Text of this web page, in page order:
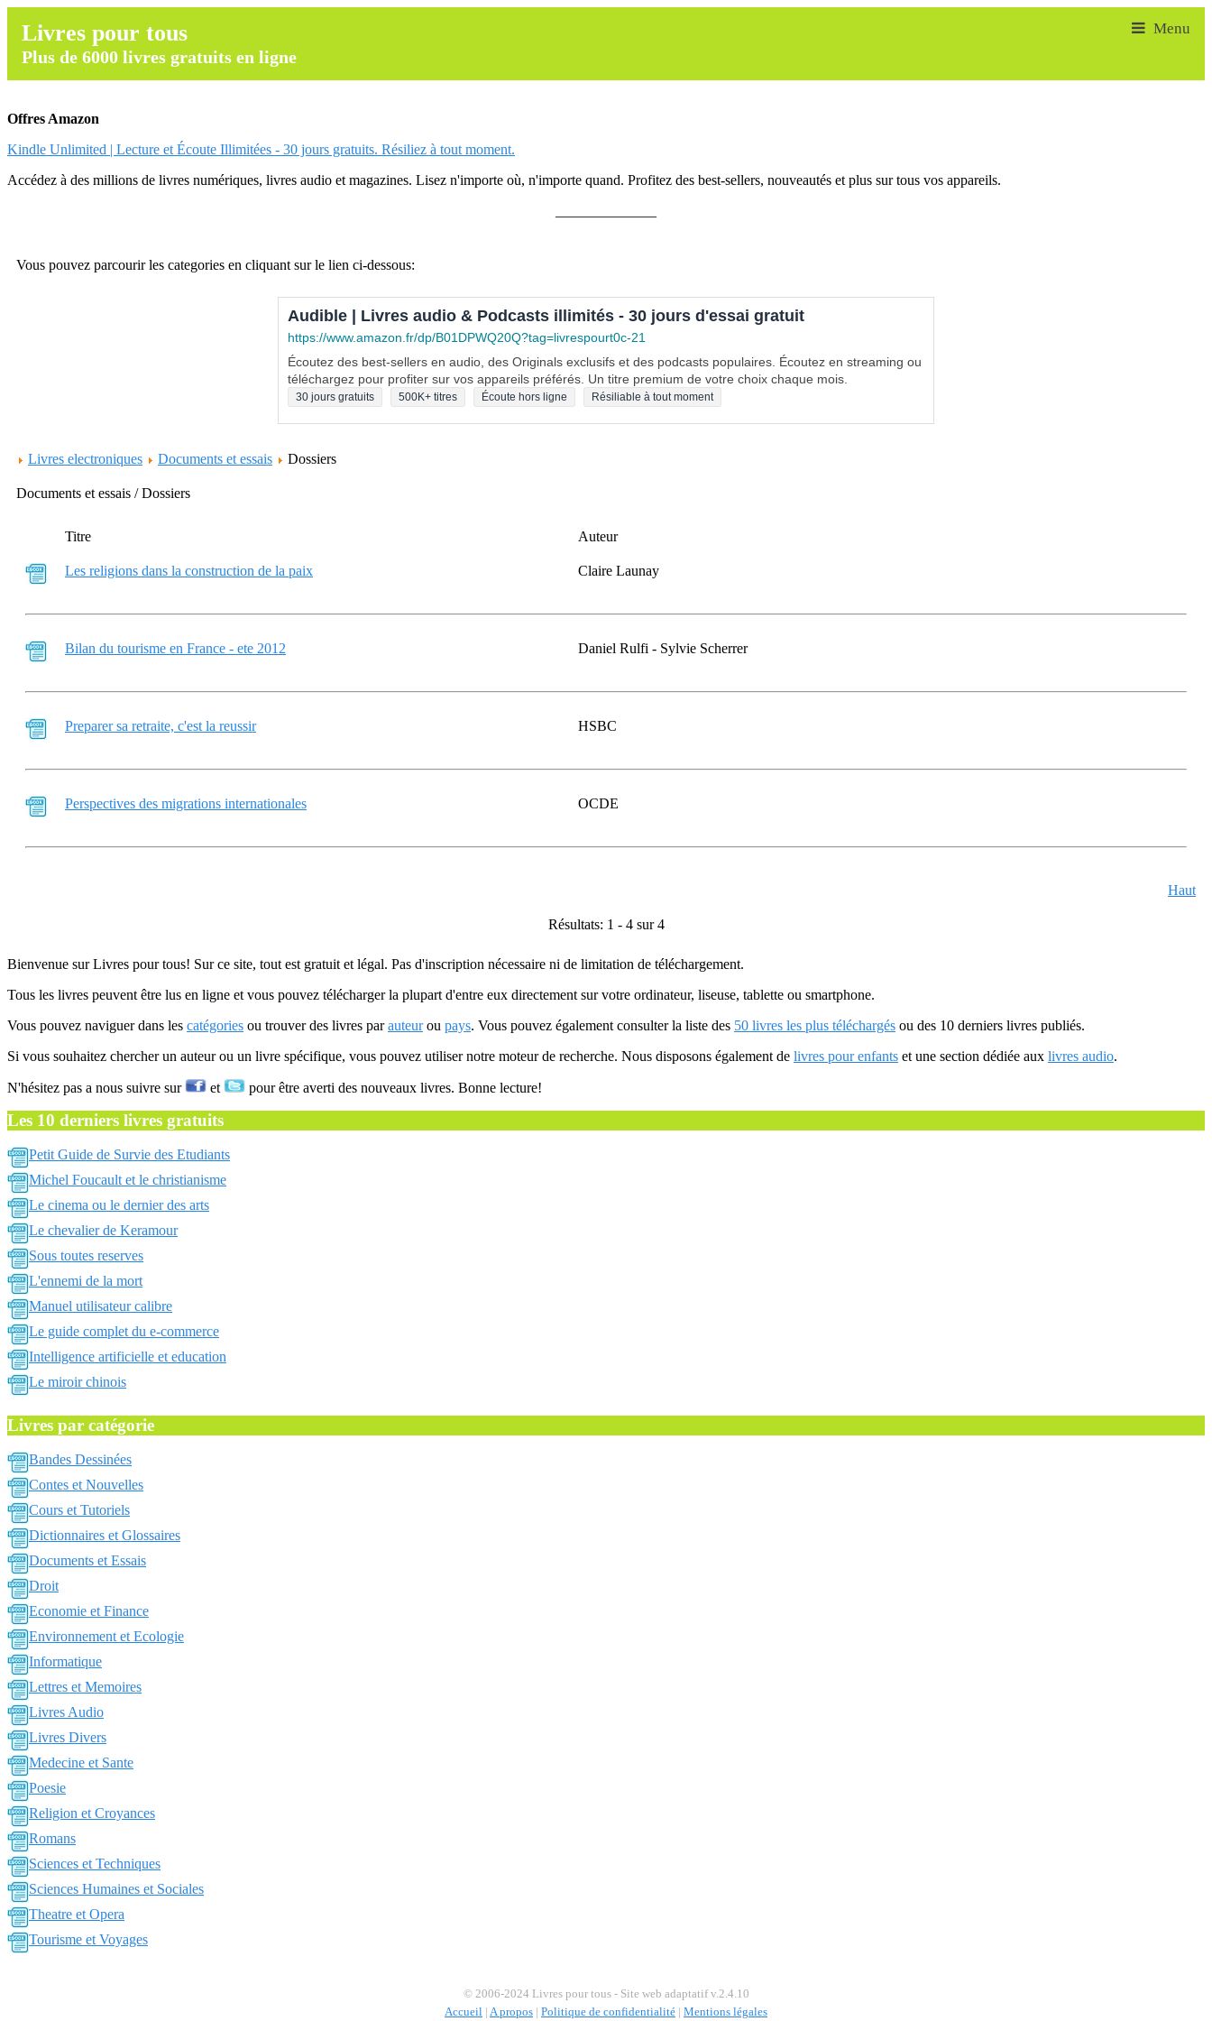
Livres pour tous
Plus de 6000 livres gratuits en ligne
Offres Amazon
Kindle Unlimited | Lecture et Écoute Illimitées - 30 jours gratuits. Résiliez à tout moment.
Accédez à des millions de livres numériques, livres audio et magazines. Lisez n'importe où, n'importe quand. Profitez des best-sellers, nouveautés et plus sur tous vos appareils.
Vous pouvez parcourir les categories en cliquant sur le lien ci-dessous:
Audible | Livres audio & Podcasts illimités - 30 jours d'essai gratuit
https://www.amazon.fr/dp/B01DPWQ20Q?tag=livrespourt0c-21
Écoutez des best-sellers en audio, des Originals exclusifs et des podcasts populaires. Écoutez en streaming ou
téléchargez pour profiter sur vos appareils préférés. Un titre premium de votre choix chaque mois.
30 jours gratuits 500K+ titres Écoute hors ligne Résiliable à tout moment
Livres electroniques Documents et essais Dossiers
Documents et essais / Dossiers
Titre Auteur
Les religions dans la construction de la paix Claire Launay
Bilan du tourisme en France - ete 2012 Daniel Rulfi - Sylvie Scherrer
Preparer sa retraite, c'est la reussir HSBC
Perspectives des migrations internationales OCDE
Haut
Résultats: 1 - 4 sur 4
Bienvenue sur Livres pour tous! Sur ce site, tout est gratuit et légal. Pas d'inscription nécessaire ni de limitation de téléchargement.
Tous les livres peuvent être lus en ligne et vous pouvez télécharger la plupart d'entre eux directement sur votre ordinateur, liseuse, tablette ou smartphone.
Vous pouvez naviguer dans les catégories ou trouver des livres parauteurou pays. Vous pouvez également consulter la liste des 50 livres les plus téléchargés ou des 10 derniers livres publiés.
Si vous souhaitez chercher un auteur ou un livre spécifique, vous pouvez utiliser notre moteur de recherche. Nous disposons également de livres pour enfants et une section dédiée aux livres audio.
N'hésitez pas a nous suivre sur et pour être averti des nouveaux livres. Bonne lecture!
Les 10 derniers livres gratuits
Petit Guide de Survie des Etudiants
Michel Foucault et le christianisme
Le cinema ou le dernier des arts
Le chevalier de Keramour
Sous toutes reserves
L'ennemi de la mort
Manuel utilisateur calibre
Le guide complet du e-commerce
Intelligence artificielle et education
Le miroir chinois
Livres par catégorie
Bandes Dessinées
Contes et Nouvelles
Cours et Tutoriels
Dictionnaires et Glossaires
Documents et Essais
Droit
Economie et Finance
Environnement et Ecologie
Informatique
Lettres et Memoires
Livres Audio
Livres Divers
Medecine et Sante
Poesie
Religion et Croyances
Romans
Sciences et Techniques
Sciences Humaines et Sociales
Theatre et Opera
Tourisme et Voyages
© 2006-2024 Livres pour tous - Site web adaptatif v.2.4.10
Accueil A propos Politique de confidentialité Mentions légales